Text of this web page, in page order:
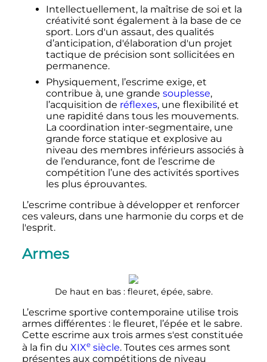
Intellectuellement, la maîtrise de soi et la
créativité sont également à la base de ce
sport. Lors d'un assaut, des qualités
d’anticipation, d'élaboration d'un projet
tactique de précision sont sollicitées en
permanence.
Physiquement, l’escrime exige, et
contribue à, une grande souplesse,
l’acquisition de réflexes, une flexibilité et
une rapidité dans tous les mouvements.
La coordination inter-segmentaire, une
grande force statique et explosive au
niveau des membres inférieurs associés à
de l’endurance, font de l’escrime de
compétition l’une des activités sportives
les plus éprouvantes.
L’escrime contribue à développer et renforcer
ces valeurs, dans une harmonie du corps et de
l'esprit.
Armes
De haut en bas : fleuret, épée, sabre.
L’escrime sportive contemporaine utilise trois
armes différentes : le fleuret, l’épée et le sabre.
Cette escrime aux trois armes s'est constituée
à la fin du XIXesiècle. Toutes ces armes sont
présentes aux compétitions de niveau